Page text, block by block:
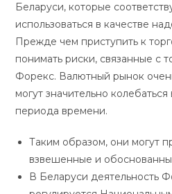
Беларуси, которые
использоваться в качестве
Прежде чем приступить к
понимать риски, связанные с
Форекс. Валютный рынок
могут значительно
периода времени.
Таким образом, они могут
взвешенные и
В Беларуси деятельность